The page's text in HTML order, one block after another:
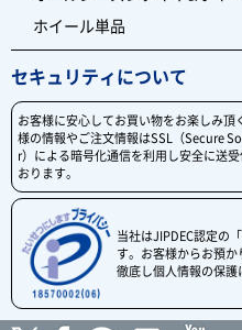
ホイール単品
セキュリティについて
お客様に安心してお買い物をお楽しみ頂
様の情報やご注文情報はSSL（Secure
r）による暗号化通信を利用し安全に送
おります。
当社はJIPDEC認定の
す。お客様からお預
徹底し個人情報の保護